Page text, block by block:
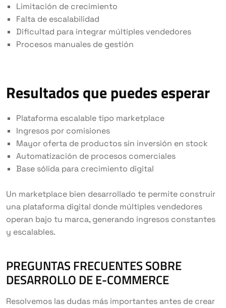
Limitación de crecimiento
Falta de escalabilidad
Dificultad para integrar múltiples vendedores
Procesos manuales de gestión
Resultados que puedes esperar
Plataforma escalable tipo marketplace
Ingresos por comisiones
Mayor oferta de productos sin inversión en stock
Automatización de procesos comerciales
Base sólida para crecimiento digital
Un marketplace bien desarrollado te permite construir
una plataforma digital donde múltiples vendedores
operan bajo tu marca, generando ingresos constantes
y escalables.
PREGUNTAS FRECUENTES SOBRE
DESARROLLO DE E-COMMERCE
Resolvemos las dudas más importantes antes de crear